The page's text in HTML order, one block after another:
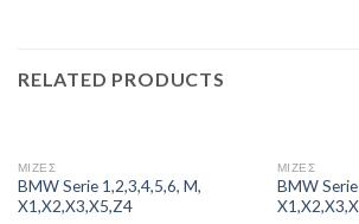
RELATED PRODUCTS
ΜΙΖΕΣ
BMW Serie 1,2,3,4,5,6, M,
X1,X2,X3,X5,Z4
ΜΙΖΕΣ
BMW